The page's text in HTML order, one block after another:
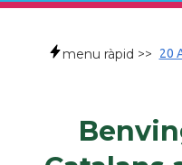
menu ràpid >> 20